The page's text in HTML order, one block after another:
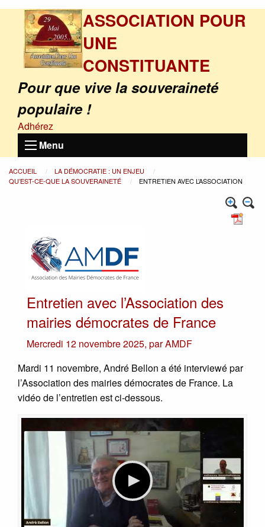
ASSOCIATION POUR
UNE
CONSTITUANTE
Pour que vive la souveraineté
populaire !
Adhérez
Menu
ACCUEIL
LA DÉMOCRATIE : UN ENJEU
QU’EST-CE-QUE LA SOUVERAINETÉ
ENTRETIEN AVEC L’ASSOCIATION
Entretien avec l’Association des
mairies démocrates de France
Mercredi 12 novembre 2025, parAMDF
Mardi 11 novembre, André Bellon a été interviewé par
l’Association des mairies démocrates de France. La
vidéo de l’entretien est ci-dessous.